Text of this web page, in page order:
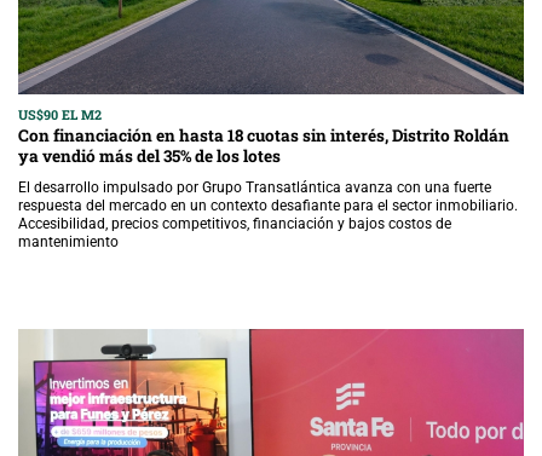
US$90 EL M2
Con financiación en hasta 18 cuotas sin interés, Distrito Roldán
ya vendió más del 35% de los lotes
El desarrollo impulsado por Grupo Transatlántica avanza con una fuerte
respuesta del mercado en un contexto desafiante para el sector inmobiliario.
Accesibilidad, precios competitivos, financiación y bajos costos de
mantenimiento